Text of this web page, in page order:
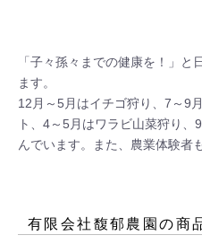
「子々孫々までの健康を！」
ます。
12月～5月はイチゴ狩り、7～9
ト、4～5月はワラビ山菜狩り
んでいます。また、農業体験者
有限会社馥郁農園の商